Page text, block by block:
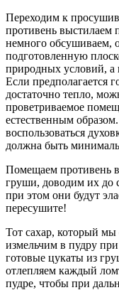
Переходим к
противень выстилаем
немного обсушиваем,
подготовленную
природных условий, а
Если предполагается
достаточно тепло,
проветриваемое
естественным
воспользоваться
должна быть
Помещаем противень
груши, доводим их до
при этом они будут
пересушите!
Тот сахар, который
измельчим в пудру
готовые цукаты из
отлепляем каждый
пудре, чтобы при